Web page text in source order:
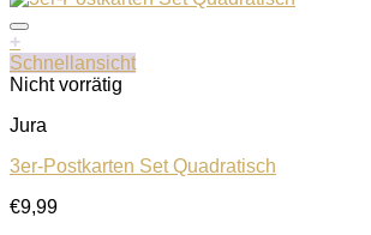
+
Schnellansicht
Nicht vorrätig
Jura
3er-Postkarten Set Quadratisch
€9,99